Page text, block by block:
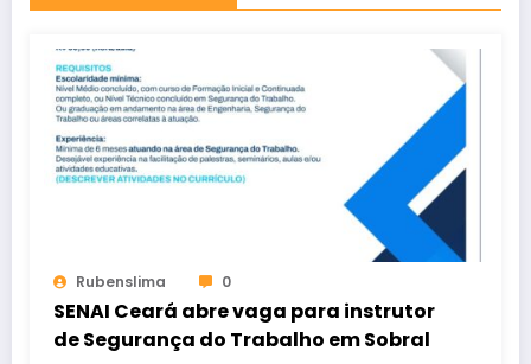
Rubenslima 0
SENAI Ceará abre vaga para instrutor
de Segurança do Trabalho em Sobral